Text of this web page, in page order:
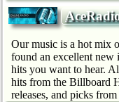
Our music is a hot mix
found an excellent new
hits you want to hear.
hits from the Billboard
releases, and picks